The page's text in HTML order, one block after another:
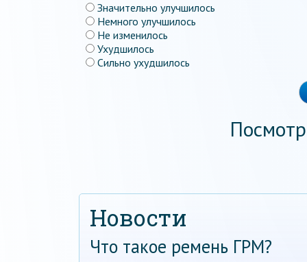
Значительно улучшилось
Немного улучшилось
Не изменилось
Ухудшилось
Сильно ухудшилось
Новости
Что такое ремень ГРМ?